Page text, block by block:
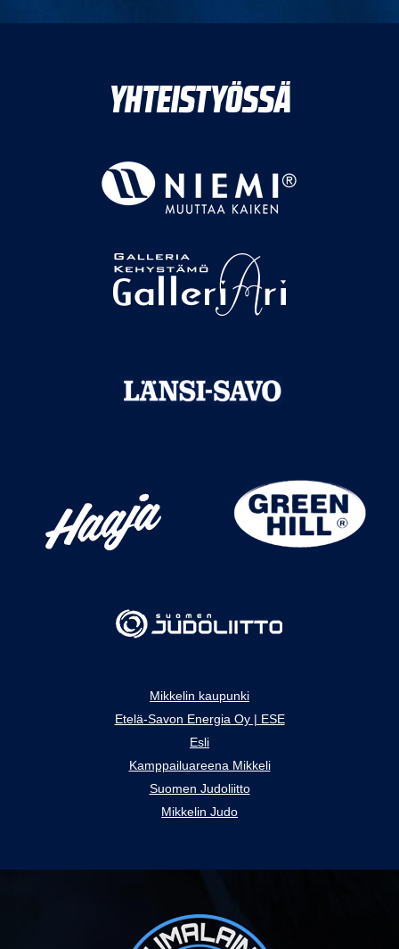
YHTEISTYÖSSÄ
Mikkelin kaupunki
Etelä-Savon Energia Oy | ESE
Esli
Kamppailuareena Mikkeli
Suomen Judoliitto
Mikkelin Judo